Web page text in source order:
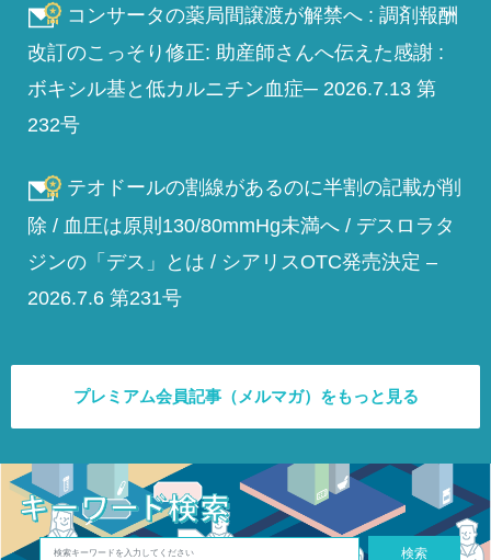
コンサータの薬局間譲渡が解禁へ : 調剤報酬
改訂のこっそり修正: 助産師さんへ伝えた感謝 :
ボキシル基と低カルニチン血症─ 2026.7.13 第
232号
テオドールの割線があるのに半割の記載が削
除 / 血圧は原則130/80mmHg未満へ / デスロラタ
ジンの「デス」とは / シアリスOTC発売決定 –
2026.7.6 第231号
プレミアム会員記事（メルマガ）をもっと見る
検索